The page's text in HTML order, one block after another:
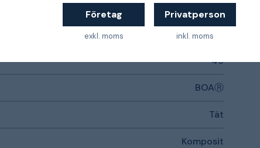
Företag
exkl. moms
Privatperson
inkl. moms
Gummi
Textile
46
BOAⓇ
Tät
Komposit